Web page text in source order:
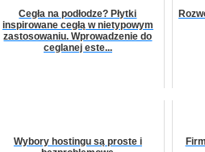
Cegła na podłodze? Płytki
inspirowane cegłą w nietypowym
zastosowaniu. Wprowadzenie do
ceglanej este...
Wybory hostingu są proste i